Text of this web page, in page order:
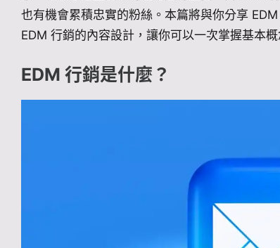
也有機會累積忠實的粉絲。本篇將與你分享
EDM 行銷的內容設計，讓你可以一次掌握基本概
EDM 行銷是什麼？